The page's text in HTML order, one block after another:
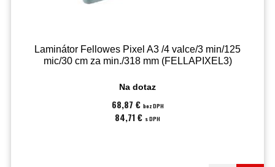
Laminátor Fellowes Pixel A3 /4 valce/3 min/125
mic/30 cm za min./318 mm (FELLAPIXEL3)
Na dotaz
68,87 € bez DPH
84,71 € s DPH